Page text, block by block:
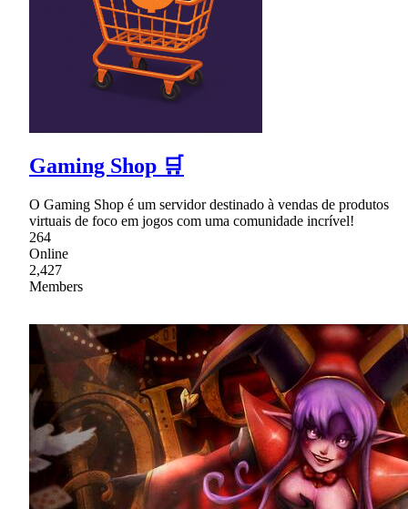
Gaming Shop 🛒
O Gaming Shop é um servidor destinado à vendas de produtos
virtuais de foco em jogos com uma comunidade incrível!
264
Online
2,427
Members